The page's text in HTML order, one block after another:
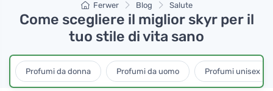
Ferwer Blog Salute
Come scegliere il miglior skyr per il
tuo stile di vita sano
Profumi da donna Profumi da uomo Profumi unisex